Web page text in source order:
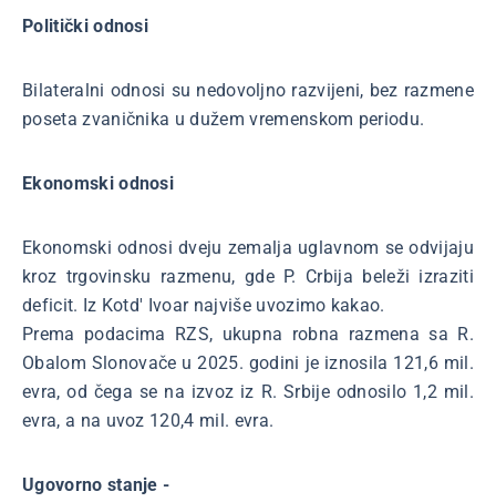
Politički odnosi
Bilateralni odnosi su nedovoljno razvijeni, bez razmene
poseta zvaničnika u dužem vremenskom periodu.
Ekonomski odnosi
Ekonomski odnosi dveju zemalja uglavnom se odvijaju
kroz trgovinsku razmenu, gde P. Crbija beleži izraziti
deficit. Iz Kotd' Ivoar najviše uvozimo kakao.
Prema podacima RZS, ukupna robna razmena sa R.
Obalom Slonovače u 2025. godini je iznosila 121,6 mil.
evra, od čega se na izvoz iz R. Srbije odnosilo 1,2 mil.
evra, a na uvoz 120,4 mil. evra.
Ugovorno stanje -